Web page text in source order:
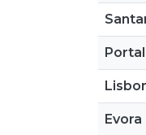
Evora